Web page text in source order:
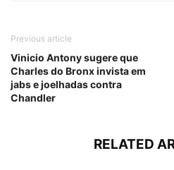
Previous article
Vinicio Antony sugere que
Charles do Bronx invista em
jabs e joelhadas contra
Chandler
RELATED